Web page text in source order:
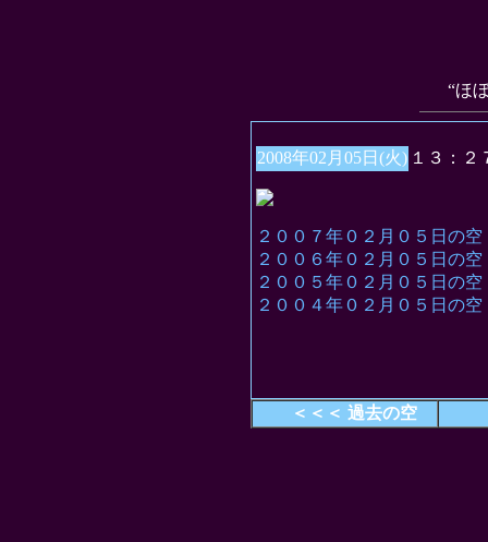
“ほ
2008年02月05日(火) １３：２
２００７年０２月０５日の空
２００６年０２月０５日の空
２００５年０２月０５日の空
２００４年０２月０５日の空
＜＜＜ 過去の空